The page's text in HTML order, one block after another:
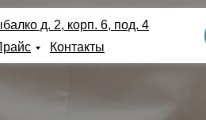
Контакты
д. 2, корп. 6, под. 4